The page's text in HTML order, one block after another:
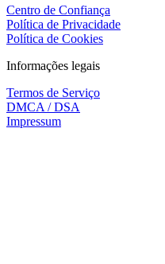
Centro de Confiança
Política de Privacidade
Política de Cookies
Informações legais
Termos de Serviço
DMCA / DSA
Impressum